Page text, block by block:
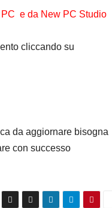
PC e da New PC Studio
cliccando su
da aggiornare bisogna
con successo